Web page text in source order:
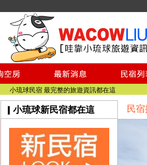
小琉球民宿空房
小琉球民宿推薦
【小琉球民宿特約】東港停車場!!看這邊
【哇靠小琉球】新版官網熱情開站
小琉球民宿空房
小琉球民宿
小琉球民宿推薦
小琉球新民宿都在這 民